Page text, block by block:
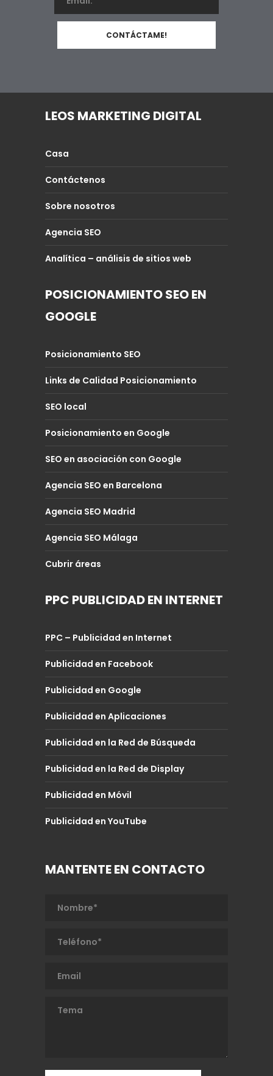
LEOS MARKETING DIGITAL
Casa
Contáctenos
Sobre nosotros
Agencia SEO
Analítica – análisis de sitios web
POSICIONAMIENTO SEO EN
GOOGLE
Posicionamiento SEO
Links de Calidad Posicionamiento
SEO local
Posicionamiento en Google
SEO en asociación con Google
Agencia SEO en Barcelona
Agencia SEO Madrid
Agencia SEO Málaga
Cubrir áreas
PPC PUBLICIDAD EN INTERNET
PPC – Publicidad en Internet
Publicidad en Facebook
Publicidad en Google
Publicidad en Aplicaciones
Publicidad en la Red de Búsqueda
Publicidad en la Red de Display
Publicidad en Móvil
Publicidad en YouTube
MANTENTE EN CONTACTO